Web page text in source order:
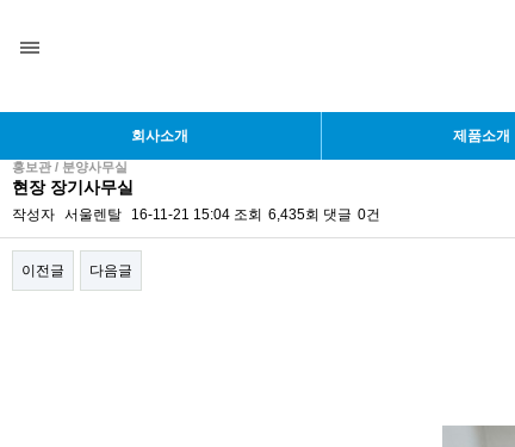
회사소개 제품소개
홍보관 / 분양사무실
현장 장기사무실
작성자 서울렌탈 16-11-21 15:04 조회 6,435회 댓글 0건
이전글 다음글